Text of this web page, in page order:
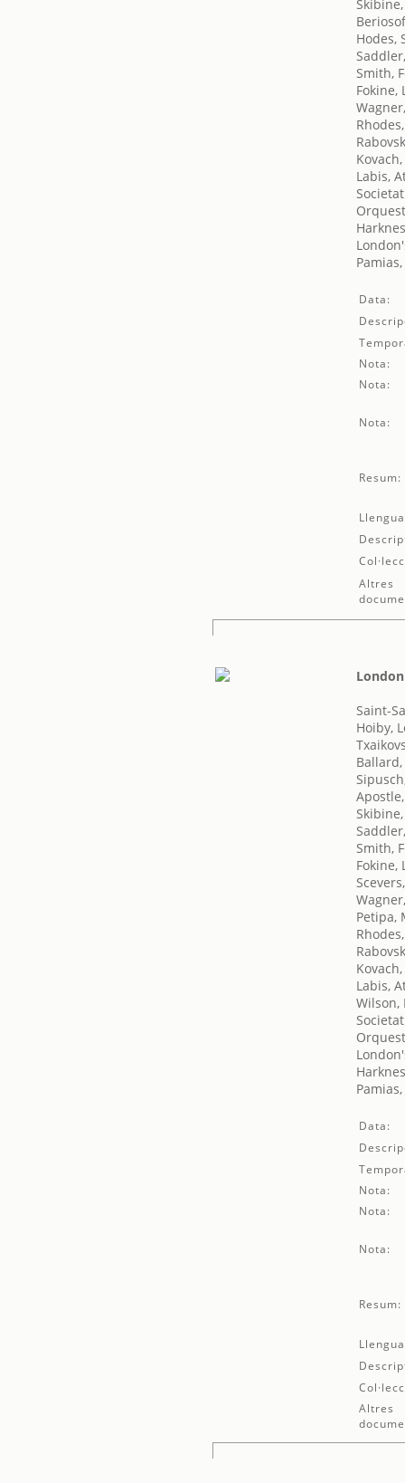
Hodes,
Smith,
Fokine,
Labis,
Data:
Nota:
Nota:
Nota:
Resum:
Altres
Saint-
Hoiby,
Smith,
Fokine,
Petipa,
Labis,
Wilson,
Data:
Nota:
Nota:
Nota:
Resum:
Altres